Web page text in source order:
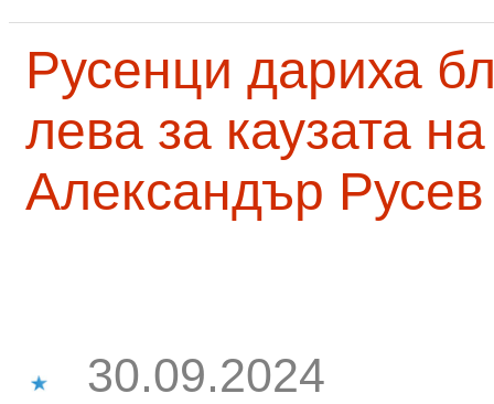
Русенци дариха
лева за каузата
Александър Русев
30.09.2024